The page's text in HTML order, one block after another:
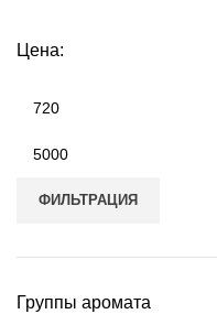
Цена:
ФИЛЬТРАЦИЯ
Группы аромата